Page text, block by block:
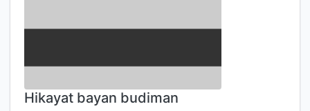
Hikayat bayan budiman